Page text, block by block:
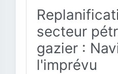
secteur
gazier :
l'imprévu